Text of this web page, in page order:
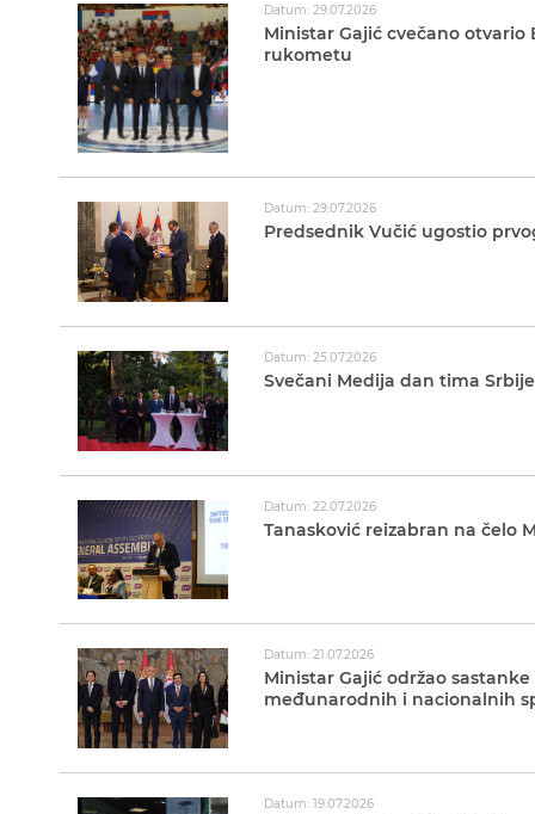
Datum: 29.07.2026
Ministar Gajić cvečano
rukometu
Datum: 29.07.2026
Predsednik Vučić ugostio
Datum: 25.07.2026
Svečani Medija dan tima
Datum: 22.07.2026
Tanasković reizabran na čelo
Datum: 21.07.2026
Ministar Gajić održao
međunarodnih i nacionalnih
Datum: 19.07.2026